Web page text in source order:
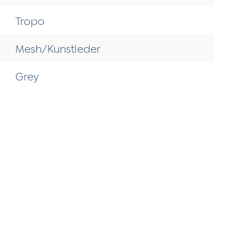
Tropo
Mesh/Kunstleder
Grey